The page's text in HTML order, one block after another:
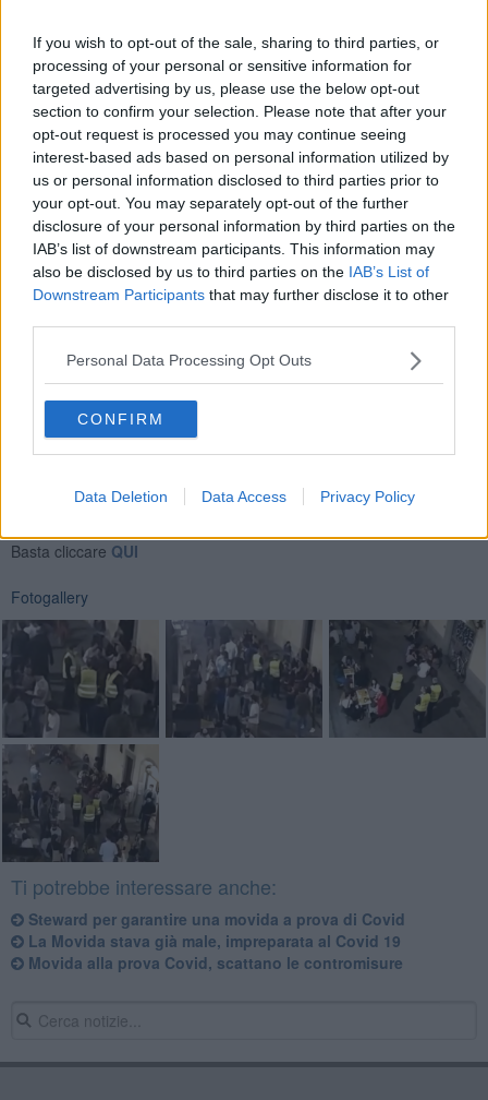
If you wish to opt-out of the sale, sharing to third parties, or
processing of your personal or sensitive information for
targeted advertising by us, please use the below opt-out
section to confirm your selection. Please note that after your
opt-out request is processed you may continue seeing
interest-based ads based on personal information utilized by
us or personal information disclosed to third parties prior to
your opt-out. You may separately opt-out of the further
disclosure of your personal information by third parties on the
IAB’s list of downstream participants. This information may
also be disclosed by us to third parties on the IAB’s List of
Downstream Participants that may further disclose it to other
Personal Data Processing Opt Outs
CONFIRM
Data Deletion Data Access Privacy Policy
gestione delle strade per quanto attiene al rispetto delle norme anti
contagio.
Sono grandi le aspettative sui controllori dai quali i residenti si
aspettano una rigida gestione del fenomeno della Movida. La
decisione di affidarsi alle pettorine gialle è nata in seno al Comitato
per l'ordine e la sicurezza pubblica su proposta delle categorie
economiche guidate da Confcommercio e Confesercenti.
Gli steward sono in contatto costante con le forze dell'ordine alle
quali possono segnalare episodi che richiedano il pronto
intervento.
Newsletter QUInews - ToscanaMedia.Arriva gratis tutti i giorni
Basta cliccare QUI
Fotogallery
Ti potrebbe interessare anche:
Steward per garantire una movida a prova di Covid
La Movida stava già male, impreparata al Covid 19
Movida alla prova Covid, scattano le contromisure